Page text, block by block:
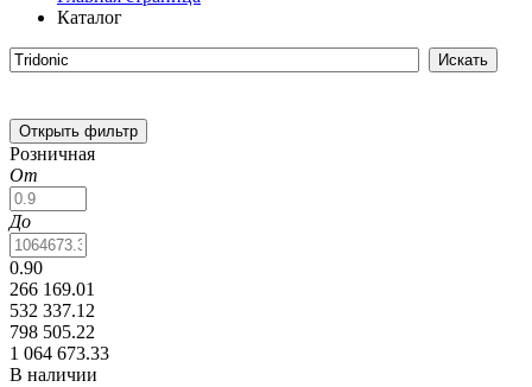
Каталог
Открыть фильтр
Розничная
От
До
0.90
266 169.01
532 337.12
798 505.22
1 064 673.33
В наличии